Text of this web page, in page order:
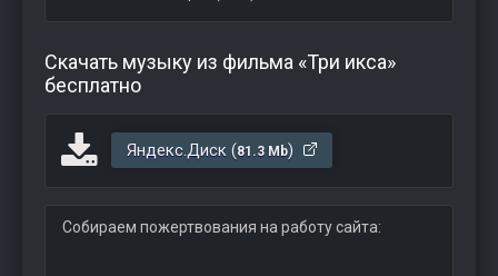
Скачать музыку из фильма «Три икса»
бесплатно
Яндекс.Диск (81.3 Mb)
Собираем пожертвования на работу сайта: